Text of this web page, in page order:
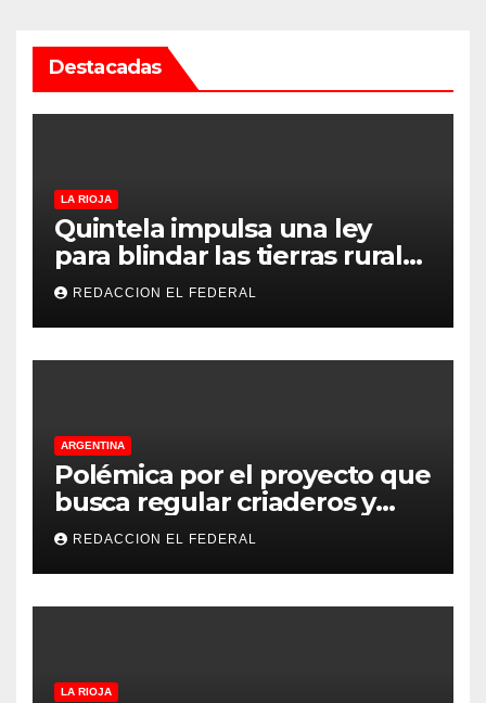
Destacadas
LA RIOJA
Quintela impulsa una ley
para blindar las tierras rurales
de La Rioja: cuáles son los
principales puntos
REDACCION EL FEDERAL
ARGENTINA
Polémica por el proyecto que
busca regular criaderos y
refugios de perros y gatos:
denuncian excesos, mientras
proteccionistas reclaman
controles más duros
REDACCION EL FEDERAL
LA RIOJA